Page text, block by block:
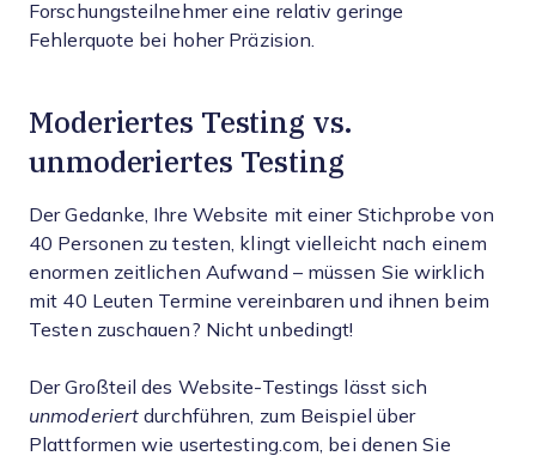
Forschungsteilnehmer eine relativ geringe
Fehlerquote bei hoher Präzision.
Moderiertes Testing vs.
unmoderiertes Testing
Der Gedanke, Ihre Website mit einer Stichprobe von
40 Personen zu testen, klingt vielleicht nach einem
enormen zeitlichen Aufwand – müssen Sie wirklich
mit 40 Leuten Termine vereinbaren und ihnen beim
Testen zuschauen? Nicht unbedingt!
Der Großteil des Website-Testings lässt sich
unmoderiert durchführen, zum Beispiel über
Plattformen wie usertesting.com, bei denen Sie